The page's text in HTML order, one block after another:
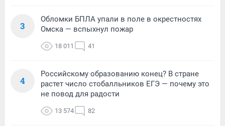
3
Обломки БПЛА упали в поле в окрестностях
Омска — вспыхнул пожар
18 011 41
4
Российскому образованию конец? В стране
растет число стобалльников ЕГЭ — почему это
не повод для радости
13 574 82